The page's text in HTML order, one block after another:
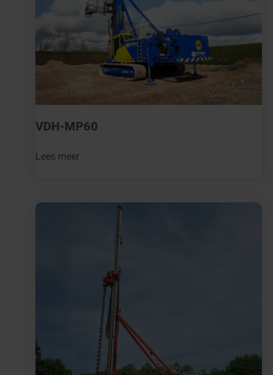
VDH-MP60
Lees meer